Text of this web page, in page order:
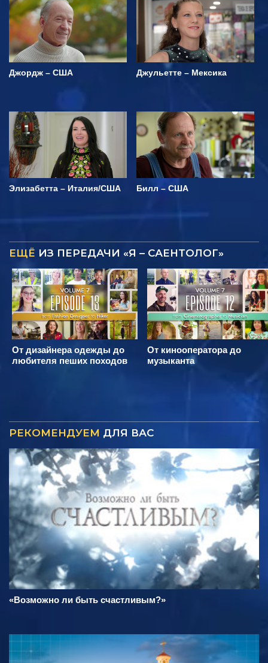
Джордж – США Джульетте – Мексика
Элизабетта – Италия/США Билл – США
ЕЩЁ ИЗ ПЕРЕДАЧИ «Я – САЕНТОЛОГ»
От дизайнера одежды до
любителя пеших походов
От кинооператора до
музыканта
РЕКОМЕНДУЕМ ДЛЯ ВАС
«Возможно ли быть счастливым?»